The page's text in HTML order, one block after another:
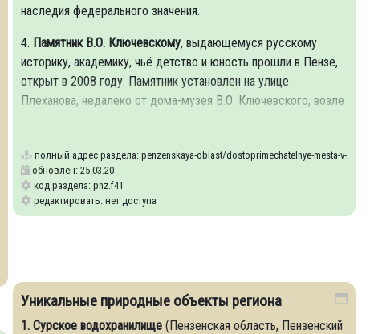
наследия федерального значения.
4. Памятник В.О. Ключевскому, выдающемуся русскому
историку, академику, чьё детство и юность прошли в Пензе,
открыт в 2008 году. Памятник установлен на улице
Плеханова, недалеко от дома-музея В.О. Ключевского, возле
полный адрес раздела: penzenskaya-oblast/dostoprimechatelnye-mesta-v-
обновлен: 25.03.20
код раздела: pnz.f41
редактировать: нет доступа
Уникальные природные объекты региона
1. Сурское водохранилище (Пензенская область, Пензенский